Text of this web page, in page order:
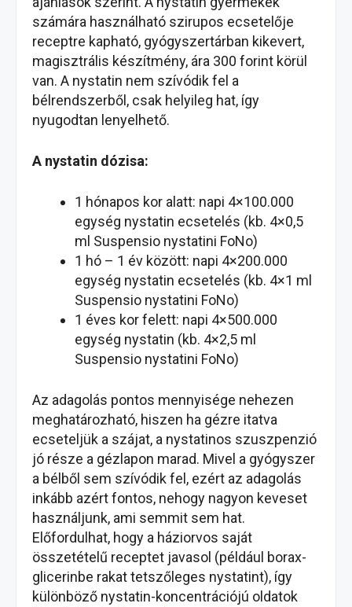
számára használható szirupos ecsetelője
receptre kapható, gyógyszertárban kikevert,
magisztrális készítmény, ára 300 forint körül
van. A nystatin nem szívódik fel a
bélrendszerből, csak helyileg hat, így
nyugodtan lenyelhető.
A nystatin dózisa:
1 hónapos kor alatt: napi 4×100.000
egység nystatin ecsetelés (kb. 4×0,5
ml Suspensio nystatini FoNo)
1 hó – 1 év között: napi 4×200.000
egység nystatin ecsetelés (kb. 4×1 ml
Suspensio nystatini FoNo)
1 éves kor felett: napi 4×500.000
egység nystatin (kb. 4×2,5 ml
Suspensio nystatini FoNo)
Az adagolás pontos mennyisége nehezen
meghatározható, hiszen ha gézre itatva
ecseteljük a szájat, a nystatinos szuszpenzió
jó része a gézlapon marad. Mivel a gyógyszer
a bélből sem szívódik fel, ezért az adagolás
inkább azért fontos, nehogy nagyon keveset
használjunk, ami semmit sem hat.
Előfordulhat, hogy a háziorvos saját
összetételű receptet javasol (például borax-
glicerinbe rakat tetszőleges nystatint), így
különböző nystatin-koncentrációjú oldatok